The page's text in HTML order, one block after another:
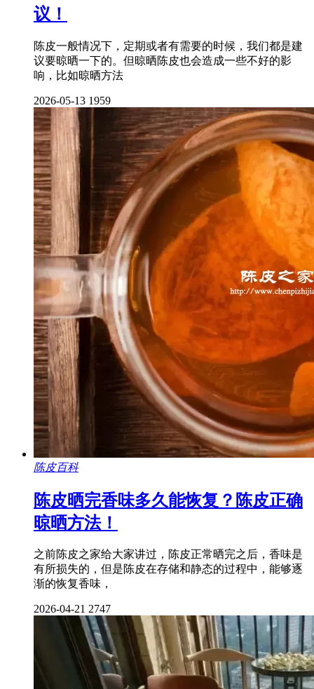
议！
陈皮一般情况下，定期或者有需要的时候，我们都是建
议要晾晒一下的。但晾晒陈皮也会造成一些不好的影
响，比如晾晒方法
2026-05-13 1959
陈皮百科
陈皮晒完香味多久能恢复？陈皮正确
晾晒方法！
之前陈皮之家给大家讲过，陈皮正常晒完之后，香味是
有所损失的，但是陈皮在存储和静态的过程中，能够逐
渐的恢复香味，
2026-04-21 2747